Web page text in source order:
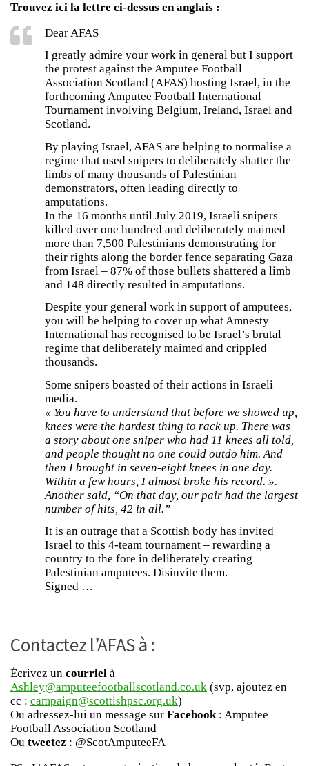
Trouvez ici la lettre ci-dessus en anglais :
Dear AFAS
I greatly admire your work in general but I support
the protest against the Amputee Football
Association Scotland (AFAS) hosting Israel, in the
forthcoming Amputee Football International
Tournament involving Belgium, Ireland, Israel and
Scotland.
By playing Israel, AFAS are helping to normalise a
regime that used snipers to deliberately shatter the
limbs of many thousands of Palestinian
demonstrators, often leading directly to
amputations.
In the 16 months until July 2019, Israeli snipers
killed over one hundred and deliberately maimed
more than 7,500 Palestinians demonstrating for
their rights along the border fence separating Gaza
from Israel – 87% of those bullets shattered a limb
and 148 directly resulted in amputations.
Despite your general work in support of amputees,
you will be helping to cover up what Amnesty
International has recognised to be Israel’s brutal
regime that deliberately maimed and crippled
thousands.
Some snipers boasted of their actions in Israeli
media.
« You have to understand that before we showed up,
knees were the hardest thing to rack up. There was
a story about one sniper who had 11 knees all told,
and people thought no one could outdo him. And
then I brought in seven-eight knees in one day.
Within a few hours, I almost broke his record. ».
Another said, “On that day, our pair had the largest
number of hits, 42 in all.”
It is an outrage that a Scottish body has invited
Israel to this 4-team tournament – rewarding a
country to the fore in deliberately creating
Palestinian amputees. Disinvite them.
Signed …
Contactez l’AFAS à :
Écrivez un courriel à
Ashley@amputeefootballscotland.co.uk (svp, ajoutez en
cc : campaign@scottishpsc.org.uk)
Ou adressez-lui un message sur Facebook: Amputee
Football Association Scotland
Ou tweetez : @ScotAmputeeFA